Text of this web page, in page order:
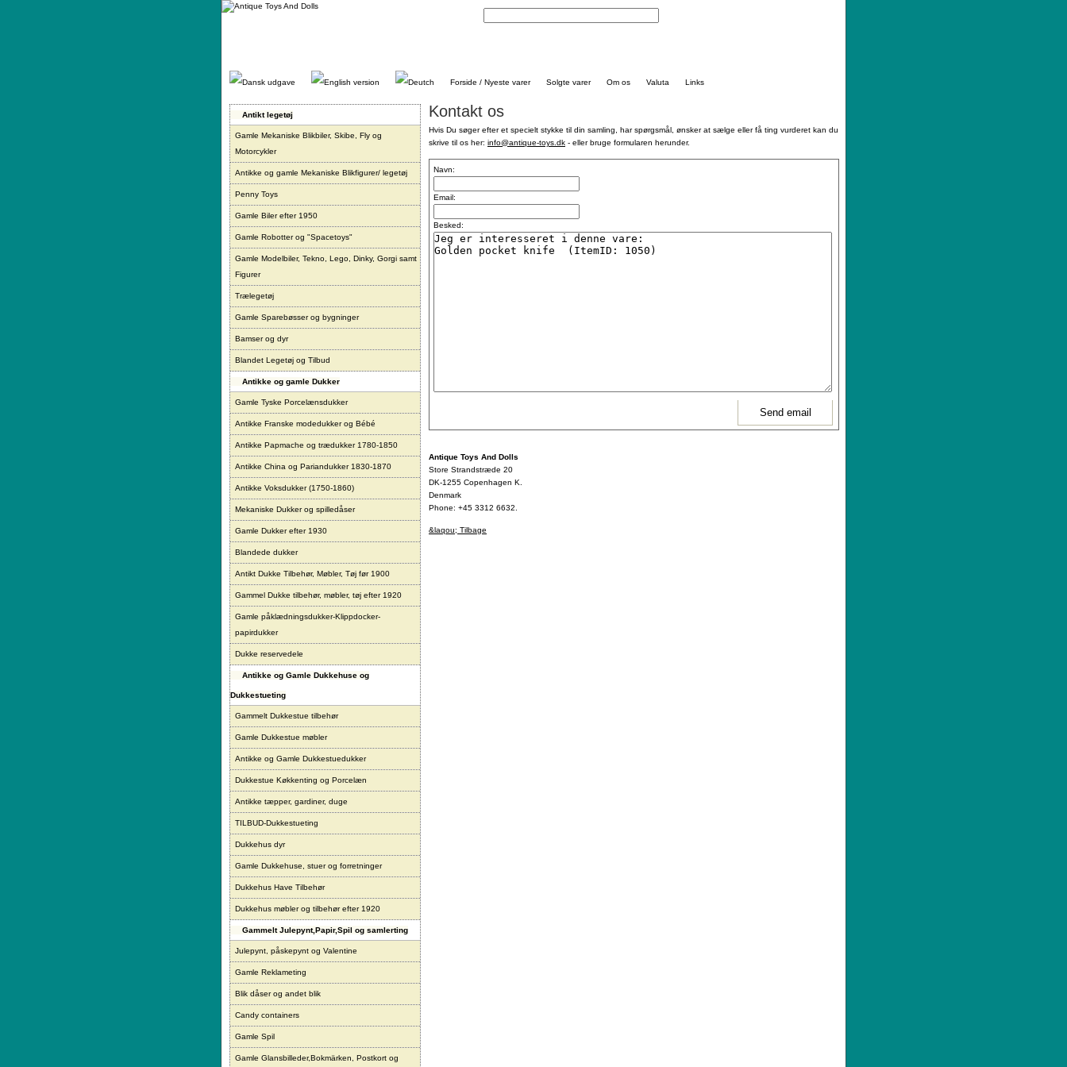
Gå
Forside / Nyeste varer Solgte varer Om os Valuta Links
Antikt legetøj
Gamle Mekaniske Blikbiler, Skibe, Fly og
Motorcykler
Antikke og gamle Mekaniske Blikfigurer/ legetøj
Penny Toys
Gamle Biler efter 1950
Gamle Robotter og "Spacetoys"
Gamle Modelbiler, Tekno, Lego, Dinky, Gorgi samt
Figurer
Trælegetøj
Gamle Sparebøsser og bygninger
Bamser og dyr
Blandet Legetøj og Tilbud
Antikke og gamle Dukker
Gamle Tyske Porcelænsdukker
Antikke Franske modedukker og Bébé
Antikke Papmache og trædukker 1780-1850
Antikke China og Pariandukker 1830-1870
Antikke Voksdukker (1750-1860)
Mekaniske Dukker og spilledåser
Gamle Dukker efter 1930
Blandede dukker
Antikt Dukke Tilbehør, Møbler, Tøj før 1900
Gammel Dukke tilbehør, møbler, tøj efter 1920
Gamle påklædningsdukker-Klippdocker-
papirdukker
Dukke reservedele
Antikke og Gamle Dukkehuse og
Dukkestueting
Gammelt Dukkestue tilbehør
Gamle Dukkestue møbler
Antikke og Gamle Dukkestuedukker
Dukkestue Køkkenting og Porcelæn
Antikke tæpper, gardiner, duge
TILBUD-Dukkestueting
Dukkehus dyr
Gamle Dukkehuse, stuer og forretninger
Dukkehus Have Tilbehør
Dukkehus møbler og tilbehør efter 1920
Gammelt Julepynt,Papir,Spil og samlerting
Julepynt, påskepynt og Valentine
Gamle Reklameting
Blik dåser og andet blik
Candy containers
Gamle Spil
Gamle Glansbilleder,Bokmärken, Postkort og
Kontakt os
Hvis Du søger efter et specielt stykke til din samling, har spørgsmål, ønsker at sælge eller få ting vurderet kan du
skrive til os her: info@antique-toys.dk - eller bruge formularen herunder.
Navn:
Email:
Besked:
Antique Toys And Dolls
Store Strandstræde 20
DK-1255 Copenhagen K.
Denmark
Phone: +45 3312 6632.
&laqou; Tilbage